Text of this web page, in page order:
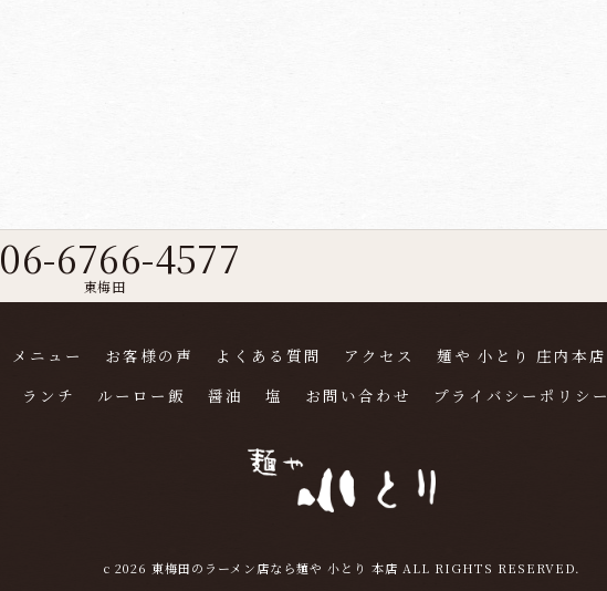
06-6766-4577
東梅田
メニュー お客様の声 よくある質問 アクセス 麺や 小とり 庄内本店
ランチ ルーロー飯 醤油 塩 お問い合わせ プライバシーポリシー
c 2026 東梅田のラーメン店なら麺や 小とり 本店 ALL RIGHTS RESERVED.